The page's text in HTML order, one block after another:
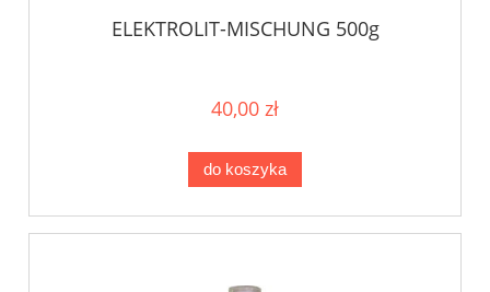
ELEKTROLIT-MISCHUNG 500g
40,00 zł
do koszyka